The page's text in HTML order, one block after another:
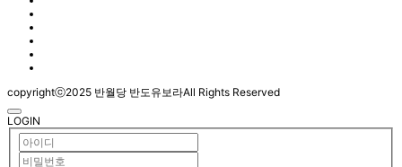
copyrightⓒ2025 반월당 반도유보라All Rights Reserved
LOGIN